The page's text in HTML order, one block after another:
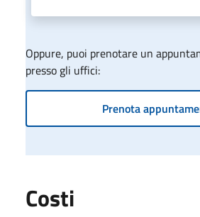
Oppure, puoi prenotare un
presso gli uffici:
Prenota
Costi